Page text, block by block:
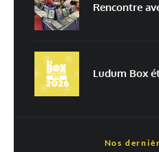
Prévenez-moi de tous les nouveaux
Rencontre
Ludum Box
Nos